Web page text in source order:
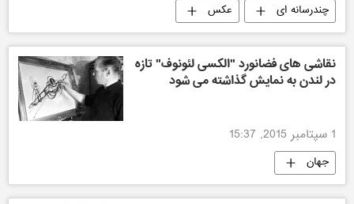
چندرسانه ای
عکس
بحران بزرگ پناه‌جویی و مهاجرت در اروپا
نقاشی های فضانورد "الکسی لئونوف" تازه
در لندن به نمایش گذاشته می شود
1 سپتامبر 2015, 15:37
جهان